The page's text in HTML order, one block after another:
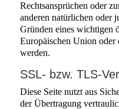
Rechtsansprüchen oder
anderen natürlichen oder
Gründen eines wichtigen
Europäischen Union oder
werden.
SSL- bzw. TLS-
Diese Seite nutzt aus
der Übertragung